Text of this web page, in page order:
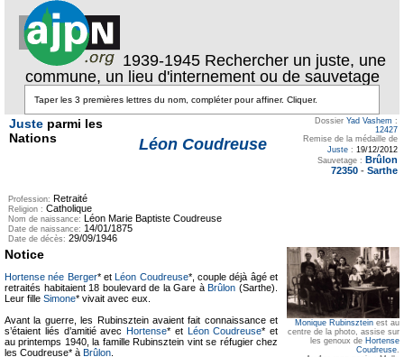
1939-1945 Rechercher un juste, une
commune, un lieu d'internement ou de sauvetage
Juste parmi les
Nations
Léon Coudreuse
Dossier Yad Vashem :
12427
Remise de la médaille de
Juste : 19/12/2012
Sauvetage : Brûlon
72350 - Sarthe
Profession: Retraité
Religion : Catholique
Nom de naissance: Léon Marie Baptiste Coudreuse
Date de naissance: 14/01/1875
Date de décès: 29/09/1946
Monique Rubinsztein est au
centre de la photo, assise sur
les genoux de Hortense
Coudreuse
Notice
Hortense née Berger* etLéon Coudreuse*, couple déjà âgé et
retraités habitaient 18 boulevard de la Gare àBrûlon (Sarthe).
Leur fille Simone* vivait avec eux.
Avant la guerre, les Rubinsztein avaient fait connaissance et
s’étaient liés d’amitié avec Hortense* et Léon Coudreuse* et
au printemps 1940, la famille Rubinsztein vint se réfugier chez
les Coudreuse* à Brûlon